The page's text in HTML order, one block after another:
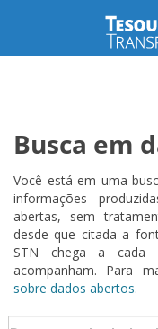
Busca em
Você está em uma
informações
abertas, sem
desde que citada a
STN chega a cada
acompanham. Para
sobre dados abertos.